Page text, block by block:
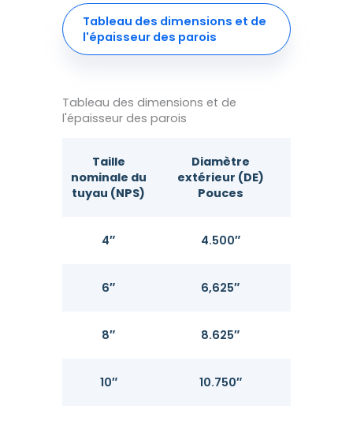
Tableau des dimensions et de
l'épaisseur des parois
Tableau des dimensions et de
l'épaisseur des parois
Taille
nominale du
tuyau (NPS)
Diamètre
extérieur (DE)
Pouces
4″ 4.500″
6″ 6,625″
8″ 8.625″
10″ 10.750″